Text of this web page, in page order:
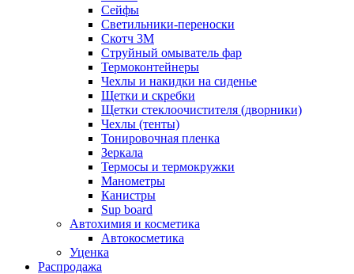
Сейфы
Светильники-переноски
Скотч 3М
Струйный омыватель фар
Термоконтейнеры
Чехлы и накидки на сиденье
Щетки и скребки
Щетки стеклоочистителя (дворники)
Чехлы (тенты)
Тонировочная пленка
Зеркалa
Термосы и термокружки
Манометры
Канистры
Sup board
Автохимия и косметика
Автокосметика
Уценка
Распродажа